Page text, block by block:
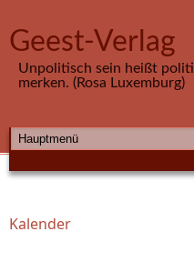
Geest-Verlag
Unpolitisch sein heißt
merken. (Rosa Luxemburg)
HAUPTMENÜ
Sie sind hier
Kalender